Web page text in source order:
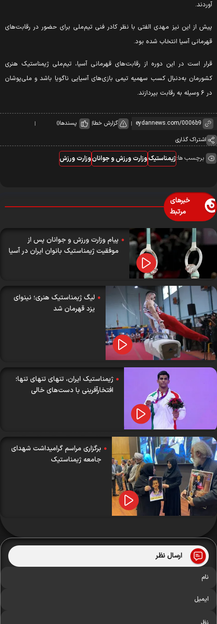
از این نیز مهدی الفتی با نظر کادر فنی تیم‌ملی برای حضور در رقابت‌های
آسیا انتخاب شده بود.
است در این دوره از رقابت‌های قهرمانی آسیا، تیم‌ملی ژیمناستیک هنری
به‌دنبال کسب سهمیه تیمی بازی‌های آسیایی ناگویا باشد و ملی‌پوشان
به رقابت بپردازند.
گزارش خطا پسندها0
اشتراک گذاری
برچسب ها:ژیمناستیکوزارت ورزش و جوانانوزارت ورزش
خبرهای
مرتبط
پیام وزارت ورزش و جوانان پس از
موفقیت ژیمناستیک بانوان ایران در آسیا
لیگ ژیمناستیک هنری؛ نینوای
یزد قهرمان شد
ژیمناستیک ایران، تنهای تنهای تنها؛
افتخارآفرینی با دست‌های خالی
برگزاری مراسم گرامیداشت شهدای
جامعه ژیمناستیک
ارسال نظر